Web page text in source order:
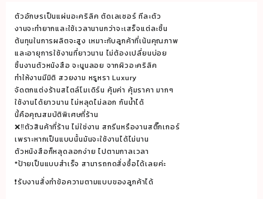
ตั้ง
โต๊ะ
สี
ขาว
PICK
UP
HERE
ขนาด
15x10.5x16
cm.
ชิ้น
ตัวอักษรเป็นแผ่นอะคริลิค ตัดเลเซอร์ ทีละตัว
งานจะทำยากและใช้เวลานานกว่าจะเสร็จแต่ละชิ้น
ต้นทุนในการผลิตจะสูง เหมาะกับลูกค้าที่เน้นคุณภาพ
และอายุการใช้งานที่ยาวนาน ไม่ต้องเปลี่ยนบ่อย
ชิ้นงานตัวหนังสือ จะนูนลอย จากผิวอะคริลิค
ทำให้งานมีมิติ สวยงาม หรูหรา Luxury
จัดตกแต่งร้านสไตล์โมเดิร์น คุ้มค่า คุ้มราคา มากๆ
ใช้งานได้ยาวนาน ไม่หลุดไม่ลอก กันน้ำได้
นี้คือคุณสมบัติพิเศษที่ร้าน
❌‼️ตัวสินค้าที่ร้าน ไม่ใช่งาน สกรีนหรืองานสติ๊กเกอร์
เพราะหากเป็นแบบนั้นมันจะใช้งานได้ไม่นาน
ตัวหนังสือก็หลุดลอกง่าย ไปตามกาลเวลา
*ป้ายเป็นแบบสำเร็จ สามารถกดสั่งซื้อได้เลยค่ะ
❗️รับงานสั่งทำข้อความตามแบบของลูกค้าได้